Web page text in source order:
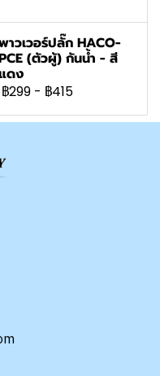
าวเวอร์ปลั๊ก HACO-
(ตัวผู้) กันน้ำ - สี
ดง
฿299 - ฿415